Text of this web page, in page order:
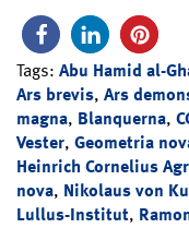
Tags: Abu Hamid al-
Ars brevis, Ars
magna, Blanquerna,
Vester, Geometria
Heinrich Cornelius
nova, Nikolaus von
Lullus-Institut,